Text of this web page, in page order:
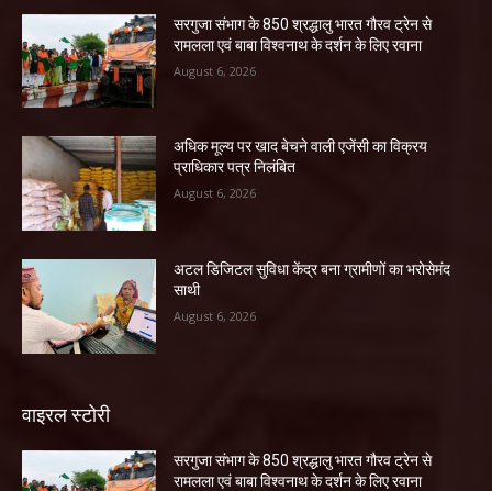
सरगुजा संभाग के 850 श्रद्धालु भारत गौरव ट्रेन से
रामलला एवं बाबा विश्वनाथ के दर्शन के लिए रवाना
August 6, 2026
अधिक मूल्य पर खाद बेचने वाली एजेंसी का विक्रय
प्राधिकार पत्र निलंबित
August 6, 2026
अटल डिजिटल सुविधा केंद्र बना ग्रामीणों का भरोसेमंद
साथी
August 6, 2026
वाइरल स्टोरी
सरगुजा संभाग के 850 श्रद्धालु भारत गौरव ट्रेन से
रामलला एवं बाबा विश्वनाथ के दर्शन के लिए रवाना